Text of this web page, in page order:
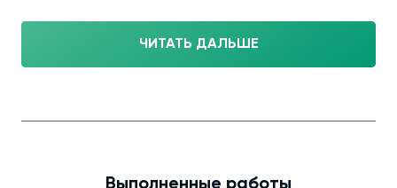
ЧИТАТЬ ДАЛЬШЕ
Выполненные работы